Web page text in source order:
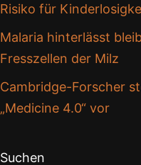
Risiko für
Malaria hinterlässt
Fresszellen der Milz
Cambridge-Forscher
„Medicine 4.0“ vor
Suchen